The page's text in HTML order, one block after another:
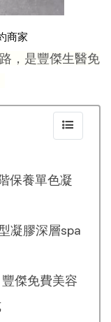
商家
，是豐傑生醫免
保養單色凝
凝膠深層spa
傑免費美容